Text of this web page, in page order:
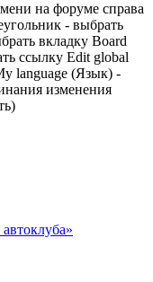
на форуме справа
- выбрать
вкладку Board
ссылку Edit global
language (Язык) -
изменения